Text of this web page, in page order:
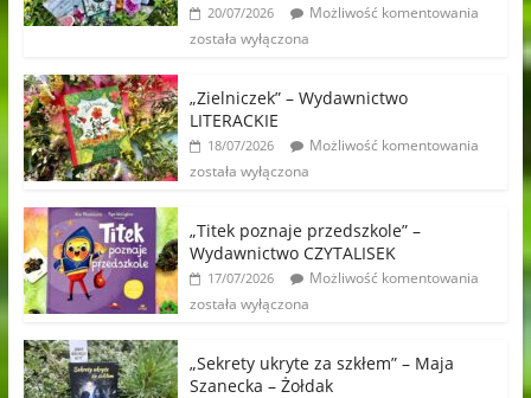
20/07/2026
Możliwość komentowania
została wyłączona
„Zielniczek” – Wydawnictwo
LITERACKIE
18/07/2026
Możliwość komentowania
została wyłączona
„Titek poznaje przedszkole” –
Wydawnictwo CZYTALISEK
17/07/2026
Możliwość komentowania
została wyłączona
„Sekrety ukryte za szkłem” – Maja
Szanecka – Żołdak